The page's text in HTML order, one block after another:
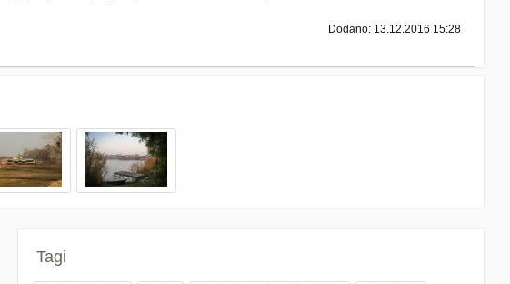
Dodano: 13.12.2016 15:28
Tagi